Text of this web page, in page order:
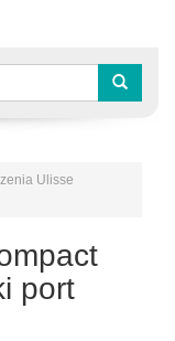
Ulisse
port